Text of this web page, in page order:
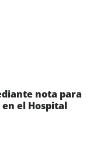
nota para
el Hospital